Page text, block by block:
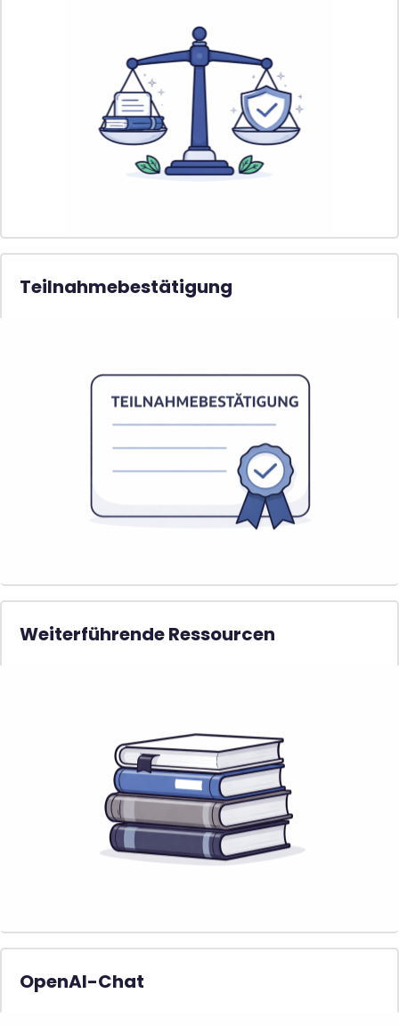
Teilnahmebestätigung
Weiterführende Ressourcen
OpenAI-Chat